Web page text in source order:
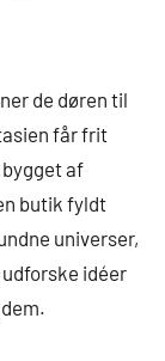
de døren til
får frit
af
butik fyldt
universer,
idéer